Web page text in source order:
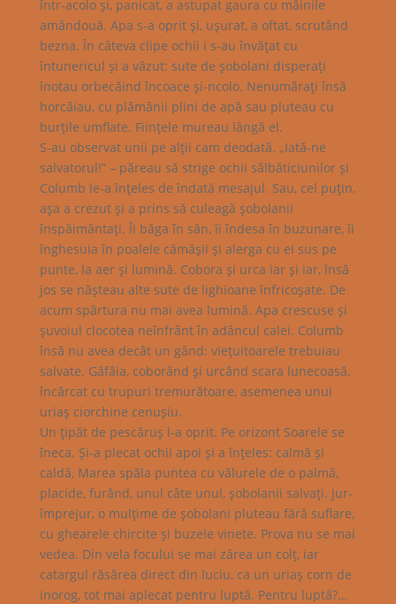
într-acolo şi, panicat, a astupat gaura cu mâinile
amândouă. Apa s-a oprit şi, uşurat, a oftat, scrutând
bezna. În câteva clipe ochii i s-au învăţat cu
întunericul şi a văzut: sute de şobolani disperaţi
înotau orbecăind încoace şi-ncolo. Nenumăraţi însă
horcăiau, cu plămânii plini de apă sau pluteau cu
burţile umflate. Fiinţele mureau lângă el.
S-au observat unii pe alţii cam deodată. „Iată-ne
salvatorul!” – păreau să strige ochii sălbăticiunilor şi
Columb le-a înţeles de îndată mesajul. Sau, cel puţin,
aşa a crezut şi a prins să culeagă şobolanii
înspăimântaţi. Îi băga în sân, îi îndesa în buzunare, îi
înghesuia în poalele cămăşii şi alerga cu ei sus pe
punte, la aer şi lumină. Cobora şi urca iar şi iar, însă
jos se năşteau alte sute de lighioane înfricoşate. De
acum spărtura nu mai avea lumină. Apa crescuse şi
şuvoiul clocotea neînfrânt în adâncul calei. Columb
însă nu avea decât un gând: vieţuitoarele trebuiau
salvate. Gâfâia, coborând şi urcând scara lunecoasă,
încărcat cu trupuri tremurătoare, asemenea unui
uriaş ciorchine cenuşiu.
Un ţipăt de pescăruş l-a oprit. Pe orizont Soarele se
îneca. Şi-a plecat ochii apoi şi a înţeles: calmă şi
caldă, Marea spăla puntea cu vălurele de o palmă,
placide, furând, unul câte unul, şobolanii salvaţi. Jur-
împrejur, o mulţime de şobolani pluteau fără suflare,
cu ghearele chircite şi buzele vinete. Prova nu se mai
vedea. Din vela focului se mai zărea un colţ, iar
catargul răsărea direct din luciu, ca un uriaş corn de
inorog, tot mai aplecat pentru luptă. Pentru luptă?…